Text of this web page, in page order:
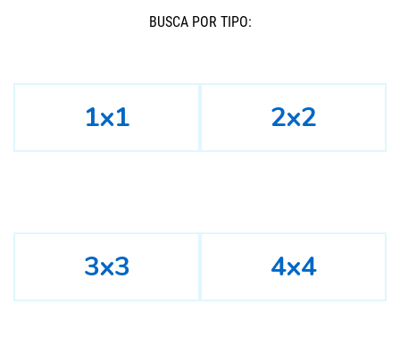
BUSCÁ POR TIPO:
1x1 2x2
3x3 4x4